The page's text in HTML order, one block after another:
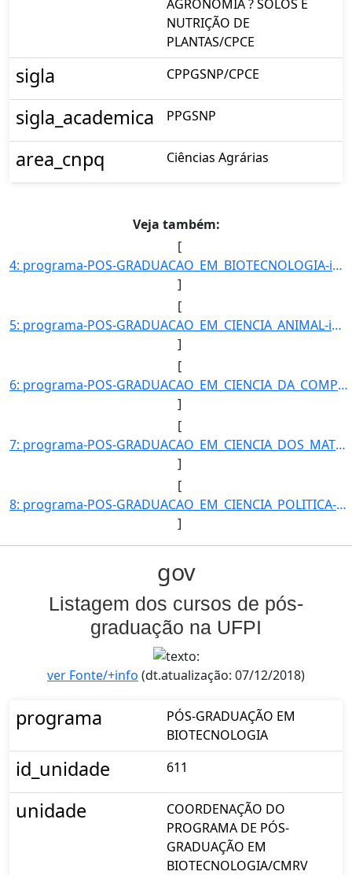
AGRONOMIA ? SOLOS E
NUTRIÇÃO DE
PLANTAS/CPCE
sigla CPPGSNP/CPCE
sigla_academica PPGSNP
area_cnpq Ciências Agrárias
Veja também:
[
4: programa-POS-GRADUACAO_EM_BIOTECNOLOGIA-id_unidade-611-unidade-COORDENACAO_DO_PROGRAMA_DE_POS-GRADUA]
]
[
5: programa-POS-GRADUACAO_EM_CIENCIA_ANIMAL-id_unidade-368-unidade-COORDENACAO_DO_PROGRAMA_DE_POS-GRADU]
]
[
6: programa-POS-GRADUACAO_EM_CIENCIA_DA_COMPUTACAO-id_unidade-615-unidade-COORDENACAO_DO_PROGRAMA_DE_PO]
]
[
7: programa-POS-GRADUACAO_EM_CIENCIA_DOS_MATERIAIS-id_unidade-610-unidade-COORDENACAO_DO_PROGRAMA_DE_PO]
]
[
8: programa-POS-GRADUACAO_EM_CIENCIA_POLITICA-id_unidade-343-unidade-COORDENACAO_DO_PROGRAMA_DE_POS-GRA]
]
gov
Listagem dos cursos de pós-
graduação na UFPI
ver Fonte/+info (dt.atualização: 07/12/2018)
programa
PÓS-GRADUAÇÃO EM
BIOTECNOLOGIA
id_unidade 611
unidade
COORDENAÇÃO DO
PROGRAMA DE PÓS-
GRADUAÇÃO EM
BIOTECNOLOGIA/CMRV